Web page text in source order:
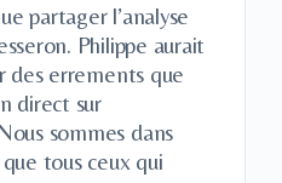
partager l’analyse
Philippe aurait
des errements que
direct sur
sommes dans
tous ceux qui